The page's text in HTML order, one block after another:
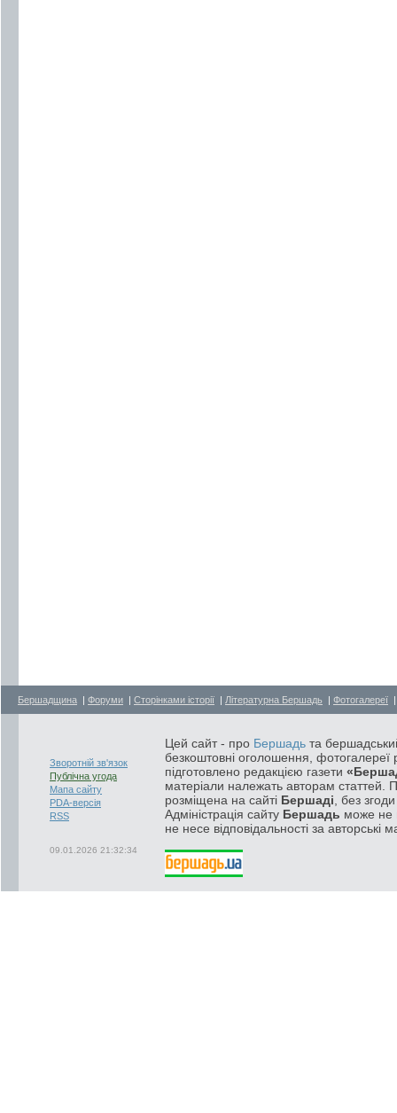
Бершадщина | Форуми | Сторінками історії | Літературна Бершадь | Фотогалереї
Зворотній зв'язок
Публічна угода
Мапа сайту
PDA-версія
RSS
09.01.2026 21:32:34
Цей сайт - про Бершадь та
безкоштовні оголошення, фотогалереї
підготовлено редакцією газети
матеріали належать авторам статтей.
розміщена на сайті Бершаді , без
Адміністрація сайту Бершадь може не
не несе відповідальності за авторські